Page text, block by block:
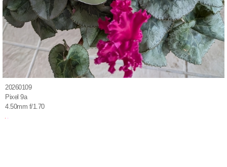
20260109
Pixel 9a
4.50mm f/1.70